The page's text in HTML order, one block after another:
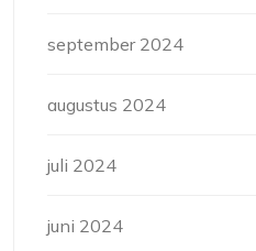
september 2024
augustus 2024
juli 2024
juni 2024